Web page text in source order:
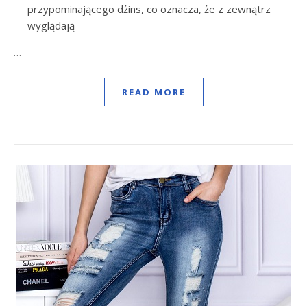
przypominającego dżins, co oznacza, że z zewnątrz
wyglądają
…
READ MORE